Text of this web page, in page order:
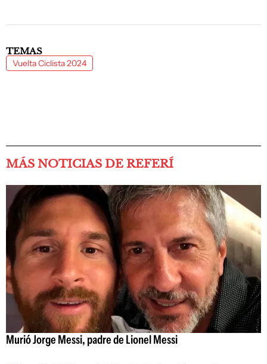
TEMAS
Vuelta Ciclista 2024
MÁS NOTICIAS DE REFERÍ
Murió Jorge Messi, padre de Lionel Messi